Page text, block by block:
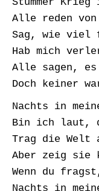
Alle reden von
Sag, wie viel
Hab mich
Alle sagen, es
Doch keiner
Nachts in
Bin ich laut,
Trag die Welt
Aber zeig sie
Wenn du
Nachts in